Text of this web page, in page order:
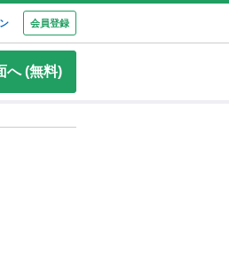
会員登録
へ (無料)